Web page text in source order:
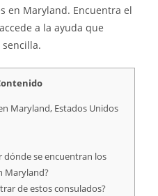
en Maryland. Encuentra el
a la ayuda que
Maryland, Estados Unidos
dónde se encuentran los
Maryland?
de estos consulados?